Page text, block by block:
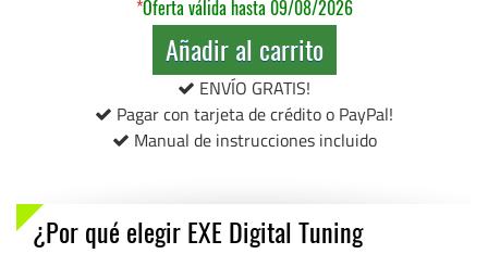
*Oferta válida hasta 09/08/2026
Añadir al carrito
ENVÍO GRATIS!
Pagar con tarjeta de crédito o PayPal!
Manual de instrucciones incluido
¿Por qué elegir EXE Digital Tuning